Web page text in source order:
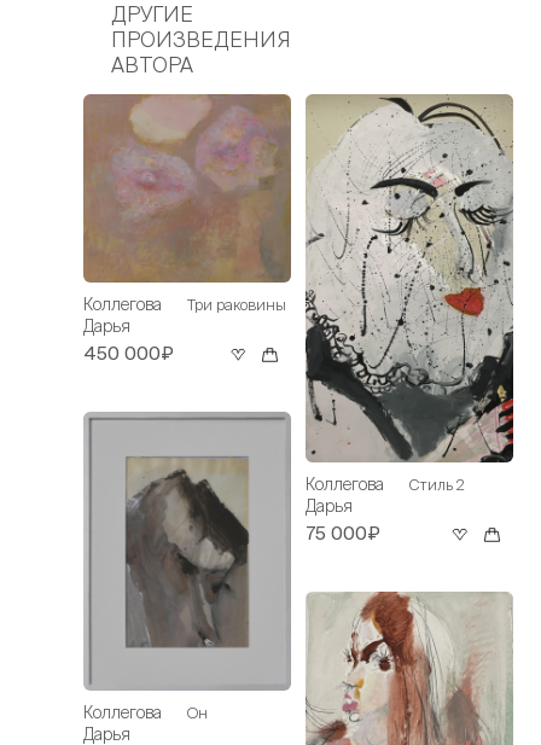
ДРУГИЕ
ПРОИЗВЕДЕНИЯ
АВТОРА
Коллегова
Дарья
Три раковины
450 000₽
Коллегова
Дарья
Он
Коллегова
Дарья
Стиль 2
75 000₽